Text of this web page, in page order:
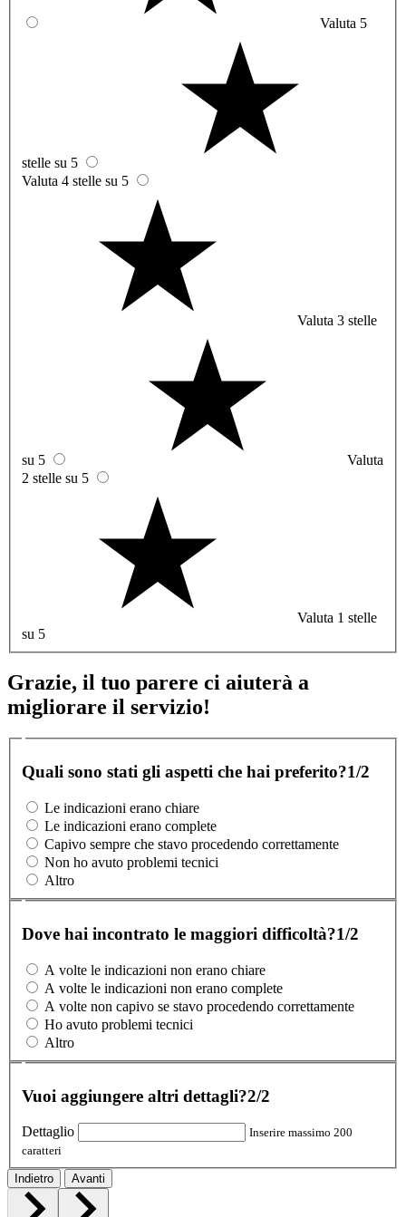
Valuta 5
stelle su 5
Valuta 4 stelle su 5
Valuta 3 stelle
su 5
Valuta
2 stelle su 5
Valuta 1 stelle
su 5
Grazie, il tuo parere ci aiuterà a
migliorare il servizio!
Quali sono stati gli aspetti che hai preferito?1/2
Le indicazioni erano chiare
Le indicazioni erano complete
Capivo sempre che stavo procedendo correttamente
Non ho avuto problemi tecnici
Altro
Dove hai incontrato le maggiori difficoltà?1/2
A volte le indicazioni non erano chiare
A volte le indicazioni non erano complete
A volte non capivo se stavo procedendo correttamente
Ho avuto problemi tecnici
Altro
Vuoi aggiungere altri dettagli?2/2
Dettaglio
Inserire massimo 200
caratteri
Indietro Avanti